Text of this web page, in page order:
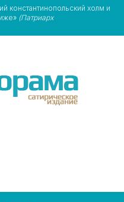
константинопольский холм и
(Патриарх